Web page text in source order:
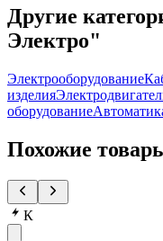
Другие
Электро"
Электрооборудование
изделия
оборудование
Похожие
К